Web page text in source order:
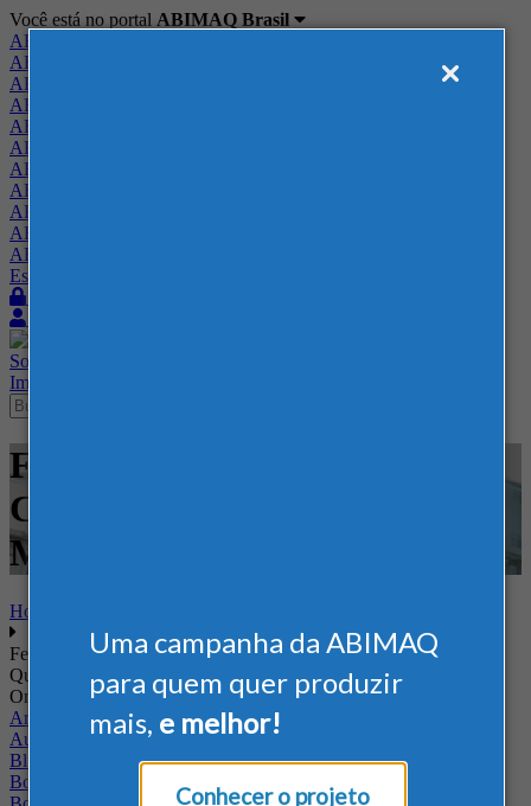
Uma campanha da ABIMAQ
para quem quer produzir
mais, e melhor!
Conhecer o projeto
Você está no portal ABIMAQ Brasil
ABIMAQ Brasil
ABIMAQ Minas Gerais
ABIMAQ Norte-Nordeste
ABIMAQ Paraná
ABIMAQ Piracicaba
ABIMAQ Ribeirão Preto
ABIMAQ Rio de Janeiro
ABIMAQ Rio Grande do Sul
ABIMAQ Santa Catarina
ABIMAQ São Paulo
ABIMAQ Vale do Paraíba
Escritório de Relações Governamentais
Sobre
Imprensa
Feiras - ExpoMag Convention
Center - Construção e
Mineração
Home
Feiras
Quando
Onde
Arena Jaguariuna
Auditório Albano Franco - FIEPA
Blumenau - SC
BolognaFiere